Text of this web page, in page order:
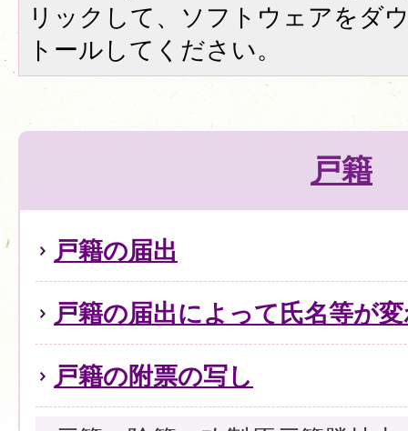
リックして、ソフトウェアをダ
トールしてください。
戸籍
戸籍の届出
戸籍の届出によって氏名等が
戸籍の附票の写し